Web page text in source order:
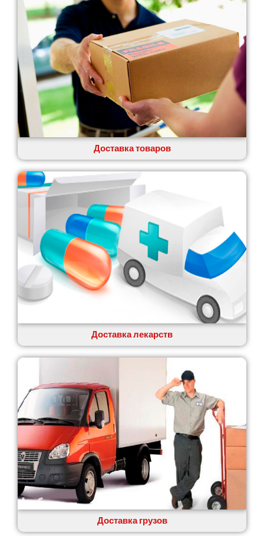
Гатное
Глеваха
Горишние Плавни
Гостомель
Харьков
Херсон
Хмельницкий
Хмельник
Ирпень
Ивано-Франковск
Измаил
Кагарлык
Калуш
Каменец-Подольский
Каменка
Каменское
Казатин
Кобеляки
Коцюбинское
Конотоп
Коростень
Корсунь-Шевченковский
Ковель
Козин
Кременчуг
Кременец
Кривой Рог
Кролевец
Кропивницкий
Крыховцы
Крюковщина
Крыжановка
Ладыжин
Лесники
Доставка товаров
Доставка лекарств
Доставка грузов